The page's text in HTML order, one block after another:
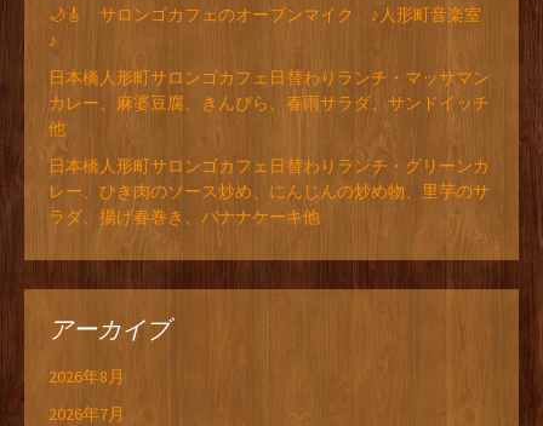
🌙🎸 サロンゴカフェのオープンマイク ♪人形町音楽室
♪
日本橋人形町サロンゴカフェ日替わりランチ・マッサマン
カレー、麻婆豆腐、きんぴら、春雨サラダ、サンドイッチ
他
日本橋人形町サロンゴカフェ日替わりランチ・グリーンカ
レー、ひき肉のソース炒め、にんじんの炒め物、里芋のサ
ラダ、揚げ春巻き、バナナケーキ他
アーカイブ
2026年8月
2026年7月